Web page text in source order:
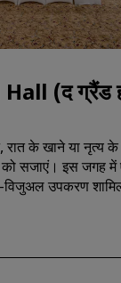
(द ग्रैंड
रात के खाने या नृत्य
सजाएं। इस जगह में
उपकरण